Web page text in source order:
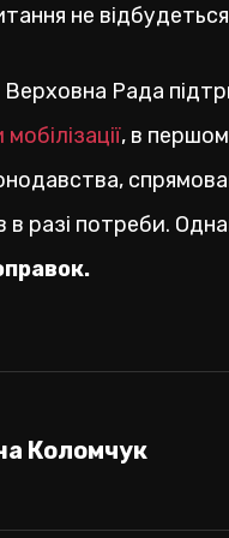
не відбудеться
Рада
, в
в разі потреби.
Коломчук